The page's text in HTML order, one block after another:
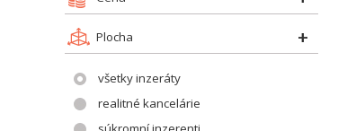
Plocha
všetky inzeráty
realitné kancelárie